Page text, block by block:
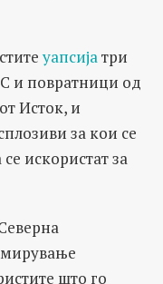
уапсијатри
и повратници од
Исток, и
за кои се
искористат за
што го